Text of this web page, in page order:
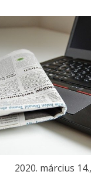
2020. március